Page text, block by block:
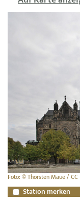
Foto: © Thorsten Maue / CC
Station merken